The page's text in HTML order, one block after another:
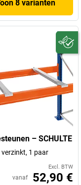
8 varianten
– SCHULTE
verzinkt, 1 paar
Excl. BTW
vanaf 52,90 €